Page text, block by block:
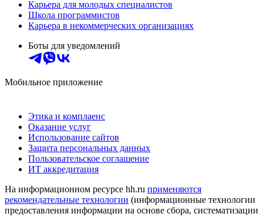
Карьера для молодых специалистов
Школа программистов
Карьера в некоммерческих организациях
Боты для уведомлений
Мобильное приложение
Этика и комплаенс
Оказание услуг
Использование сайтов
Защита персональных данных
Пользовательское соглашение
ИТ аккредитация
На информационном ресурсе hh.ru применяются
рекомендательные технологии (информационные технологии
предоставления информации на основе сбора, систематизации